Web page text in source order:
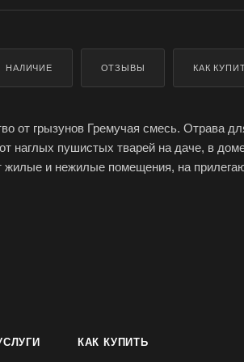
НАЛИЧИЕ ОТЗЫВЫ КАК
от грызунов Гремучая смесь. Отрава
наглых пушистых тварей на даче, в
жилые и нежилые помещения, на
компонентов. Идеальная приманка,
для домовых мышей. Отрава для крыс и
КАК КУПИТЬ